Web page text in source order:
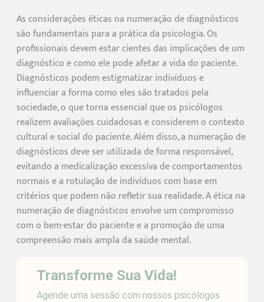
As considerações éticas na numeração de diagnósticos
são fundamentais para a prática da psicologia. Os
profissionais devem estar cientes das implicações de um
diagnóstico e como ele pode afetar a vida do paciente.
Diagnósticos podem estigmatizar indivíduos e
influenciar a forma como eles são tratados pela
sociedade, o que torna essencial que os psicólogos
realizem avaliações cuidadosas e considerem o contexto
cultural e social do paciente. Além disso, a numeração de
diagnósticos deve ser utilizada de forma responsável,
evitando a medicalização excessiva de comportamentos
normais e a rotulação de indivíduos com base em
critérios que podem não refletir sua realidade. A ética na
numeração de diagnósticos envolve um compromisso
com o bem-estar do paciente e a promoção de uma
compreensão mais ampla da saúde mental.
Transforme Sua Vida!
Agende uma sessão com nossos psicólogos